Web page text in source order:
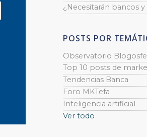
¿Necesitarán bancos
POSTS POR
Observatorio
Top 10 posts de
Tendencias Banca
Foro MKTefa
Inteligencia artificial
Ver todo